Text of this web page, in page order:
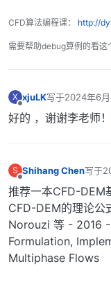
CFD算法编程课： http://
需要帮助debug算例的看这
X
离线
xjuLK写于2024年6
最后由 编辑
好的 ，谢谢李老师！
S
离线
Shihang Chen写于
最后
推荐一本CFD-DEM
CFD-DEM的理论公
Norouzi 等 - 2016
Formulation,
Multiphase Flows